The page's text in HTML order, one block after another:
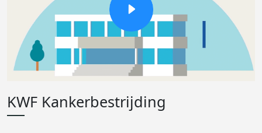
KWF Kankerbestrijding